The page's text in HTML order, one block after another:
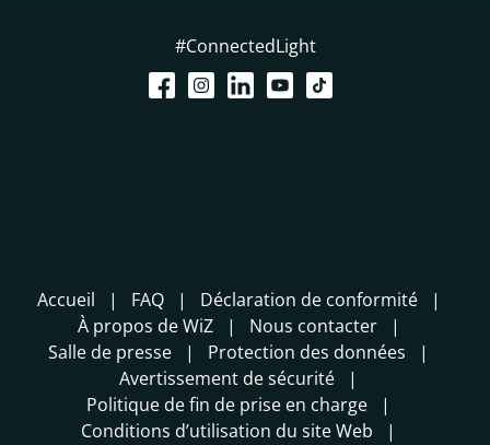
#ConnectedLight
Accueil FAQ
Déclaration de conformité
À propos de WiZ
Nous contacter
Salle de presse
Protection des données
Avertissement de sécurité
Politique de fin de prise en charge
Conditions d’utilisation du site Web